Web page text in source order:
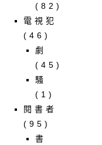
(82)
電視犯
(46)
劇
(45)
騷
(1)
閱書者
(95)
書